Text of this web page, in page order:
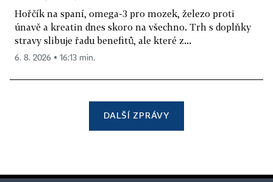
Hořčík na spaní, omega-3 pro mozek, železo proti
únavě a kreatin dnes skoro na všechno. Trh s doplňky
stravy slibuje řadu benefitů, ale které z...
6. 8. 2026 ▪ 16:13 min.
DALŠÍ ZPRÁVY